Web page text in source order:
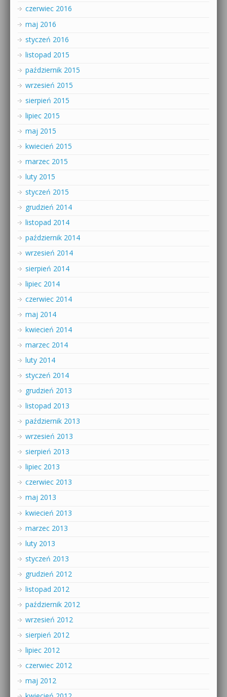
czerwiec 2016
maj 2016
styczeń 2016
listopad 2015
październik 2015
wrzesień 2015
sierpień 2015
lipiec 2015
maj 2015
kwiecień 2015
marzec 2015
luty 2015
styczeń 2015
grudzień 2014
listopad 2014
październik 2014
wrzesień 2014
sierpień 2014
lipiec 2014
czerwiec 2014
maj 2014
kwiecień 2014
marzec 2014
luty 2014
styczeń 2014
grudzień 2013
listopad 2013
październik 2013
wrzesień 2013
sierpień 2013
lipiec 2013
czerwiec 2013
maj 2013
kwiecień 2013
marzec 2013
luty 2013
styczeń 2013
grudzień 2012
listopad 2012
październik 2012
wrzesień 2012
sierpień 2012
lipiec 2012
czerwiec 2012
maj 2012